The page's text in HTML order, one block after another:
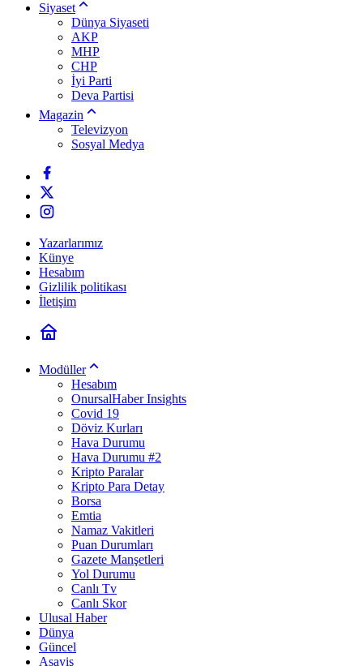
Siyaset
Dünya Siyaseti
AKP
MHP
CHP
İyi Parti
Deva Partisi
Magazin
Televizyon
Sosyal Medya
Yazarlarımız
Künye
Hesabım
Gizlilik politikası
İletişim
Modüller
Hesabım
OnursalHaber Insights
Covid 19
Döviz Kurları
Hava Durumu
Hava Durumu #2
Kripto Paralar
Kripto Para Detay
Borsa
Emtia
Namaz Vakitleri
Puan Durumları
Gazete Manşetleri
Yol Durumu
Canlı Tv
Canlı Skor
Ulusal Haber
Dünya
Güncel
Asayiş